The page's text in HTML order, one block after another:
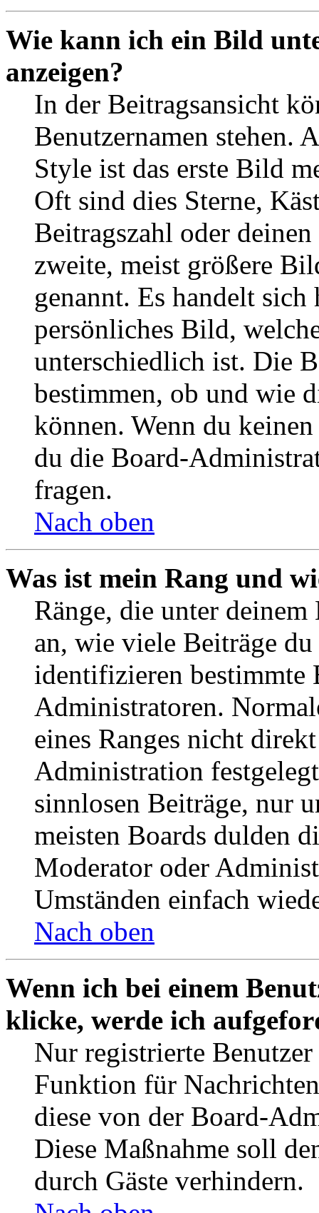
Wie kann ich ein Bild
anzeigen?
In der Beitragsansicht
Benutzernamen stehen.
Style ist das erste Bild
Oft sind dies Sterne,
Beitragszahl oder
zweite, meist größere
genannt. Es handelt
persönliches Bild,
unterschiedlich ist. Die
bestimmen, ob und wie
können. Wenn du
du die Board-
fragen.
Nach oben
Was ist mein Rang und
Ränge, die unter deinem
an, wie viele Beiträge
identifizieren bestimmte
Administratoren.
eines Ranges nicht
Administration
sinnlosen Beiträge, nur
meisten Boards dulden
Moderator oder
Umständen einfach
Nach oben
Wenn ich bei einem
klicke, werde ich
Nur registrierte
Funktion für
diese von der Board-
Diese Maßnahme soll
durch Gäste verhindern.